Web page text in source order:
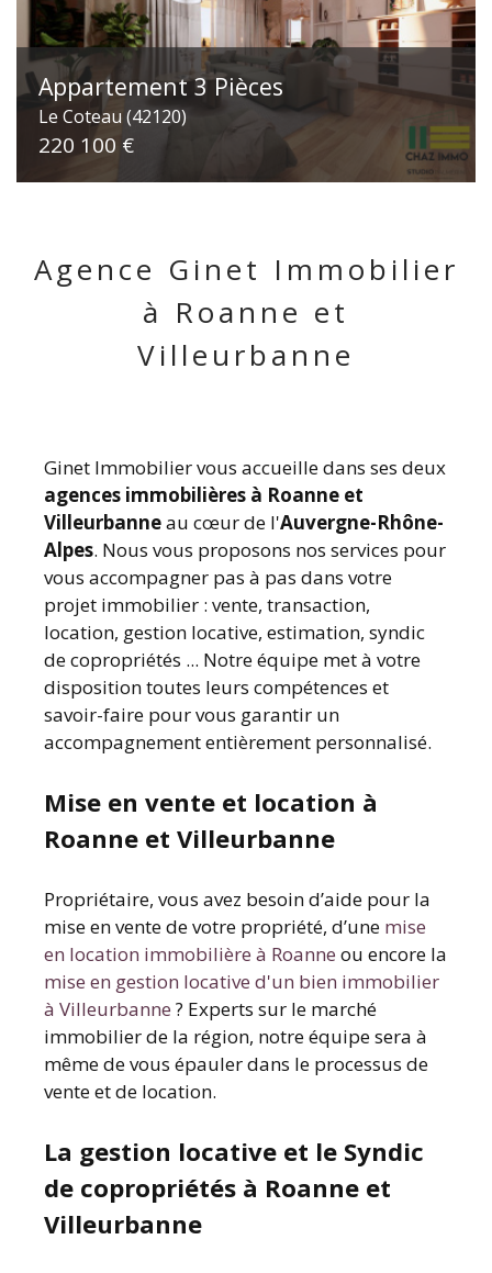
Appartement 3 Pièces
Le Coteau (42120)
220 100 €
Agence Ginet Immobilier
à Roanne et
Villeurbanne
Ginet Immobilier vous accueille dans ses deux
agences immobilières à Roanne et
Villeurbanneau cœur de l'Auvergne-Rhône-
Alpes. Nous vous proposons nos services pour
vous accompagner pas à pas dans votre
projet immobilier : vente, transaction,
location, gestion locative, estimation, syndic
de copropriétés ... Notre équipe met à votre
disposition toutes leurs compétences et
savoir-faire pour vous garantir un
accompagnement entièrement personnalisé.
Mise en vente et location à
Roanne et Villeurbanne
Propriétaire, vous avez besoin d’aide pour la
mise en vente de votre propriété, d’une mise
en location immobilière à Roanne ou encore la
mise en gestion locative d'un bien immobilier
à Villeurbanne ? Experts sur le marché
immobilier de la région, notre équipe sera à
même de vous épauler dans le processus de
vente et de location.
La gestion locative et le Syndic
de copropriétés à Roanne et
Villeurbanne